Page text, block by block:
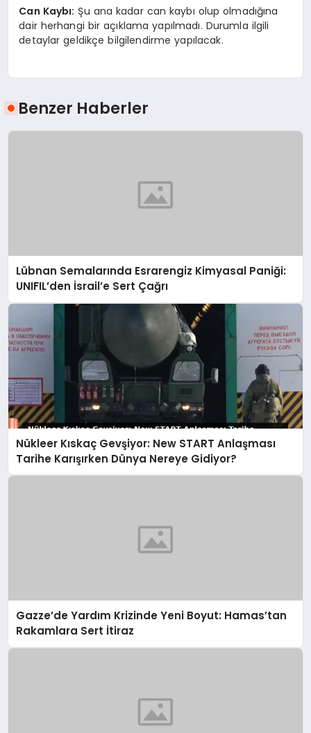
Can Kaybı: Şu ana kadar can kaybı olup olmadığına
dair herhangi bir açıklama yapılmadı. Durumla ilgili
detaylar geldikçe bilgilendirme yapılacak.
Benzer Haberler
Lübnan Semalarında Esrarengiz Kimyasal Paniği:
UNIFIL’den İsrail’e Sert Çağrı
Nükleer Kıskaç Gevşiyor: New START Anlaşması
Tarihe Karışırken Dünya Nereye Gidiyor?
Gazze’de Yardım Krizinde Yeni Boyut: Hamas’tan
Rakamlara Sert İtiraz